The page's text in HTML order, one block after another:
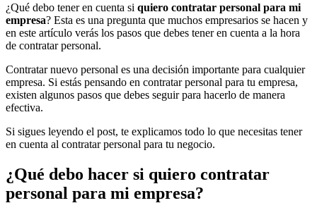
¿Qué debo tener en cuenta si quiero contratar personal para mi
empresa? Esta es una pregunta que muchos empresarios se hacen y
en este artículo verás los pasos que debes tener en cuenta a la hora
de contratar personal.
Contratar nuevo personal es una decisión importante para cualquier
empresa. Si estás pensando en contratar personal para tu empresa,
existen algunos pasos que debes seguir para hacerlo de manera
efectiva.
Si sigues leyendo el post, te explicamos todo lo que necesitas tener
en cuenta al contratar personal para tu negocio.
¿Qué debo hacer si quiero contratar
personal para mi empresa?